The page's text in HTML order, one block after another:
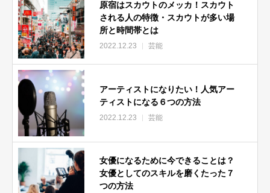
原宿はスカウトのメッカ！スカウト
される人の特徴・スカウトが多い場
所と時間帯とは
2022.12.23 芸能
アーティストになりたい！人気アー
ティストになる６つの方法
2022.12.23 芸能
女優になるために今できることは？
女優としてのスキルを磨くたった７
つの方法